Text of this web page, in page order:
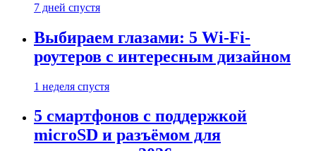
7 дней спустя
Выбираем глазами: 5 Wi-Fi-
роутеров с интересным дизайном
1 неделя спустя
5 смартфонов с поддержкой
microSD и разъёмом для